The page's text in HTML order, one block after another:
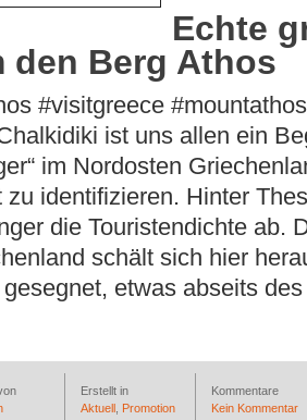
Echte
den Berg Athos
#visitgreece
ist uns allen ein
im Nordosten
zu identifizieren. Hinter
die Touristendichte ab.
schält sich hier
etwas abseits
Erstellt in
Aktuell Promotion
Kommentare
Kein Kommentar